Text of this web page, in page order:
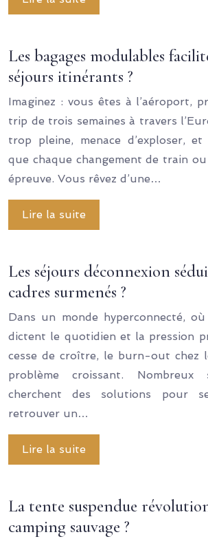
Les bagages modulables
séjours itinérants ?
Imaginez : vous êtes à l’aéroport,
trip de trois semaines à travers
trop pleine, menace d’exploser,
que chaque changement de train ou
épreuve. Vous rêvez d’une…
Lire la suite
Les séjours déconnexion
cadres surmenés ?
Dans un monde hyperconnecté,
dictent le quotidien et la pression
cesse de croître, le burn-out chez
problème croissant.
cherchent des solutions pour
retrouver un…
Lire la suite
La tente suspendue
camping sauvage ?